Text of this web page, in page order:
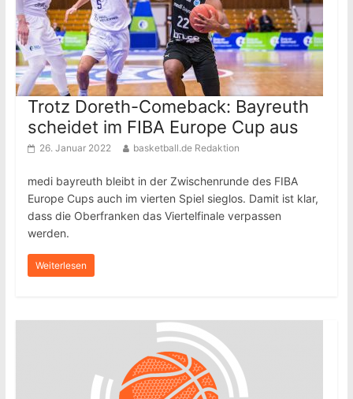
Trotz Doreth-Comeback: Bayreuth
scheidet im FIBA Europe Cup aus
26. Januar 2022 basketball.de Redaktion
medi bayreuth bleibt in der Zwischenrunde des FIBA
Europe Cups auch im vierten Spiel sieglos. Damit ist klar,
dass die Oberfranken das Viertelfinale verpassen
werden.
Weiterlesen